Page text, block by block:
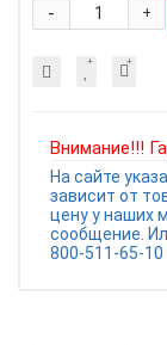
+
-
Внимание!!!
На сайте
зависит от
цену у наших
сообщение.
800-511-65-10